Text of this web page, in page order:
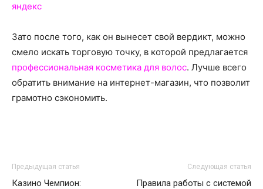
яндекс
Зато после того, как он вынесет свой вердикт, можно
смело искать торговую точку, в которой предлагается
профессиональная косметика для волос. Лучше всего
обратить внимание на интернет-магазин, что позволит
грамотно сэкономить.
Предыдущая статья
Казино Чемпион:
Следующая статья
Правила работы с системой